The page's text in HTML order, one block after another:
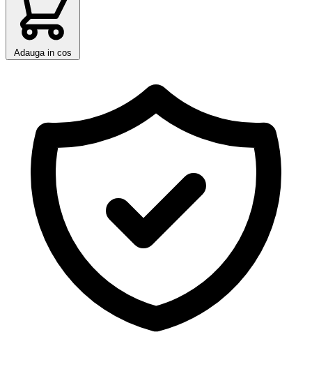
Adauga in cos